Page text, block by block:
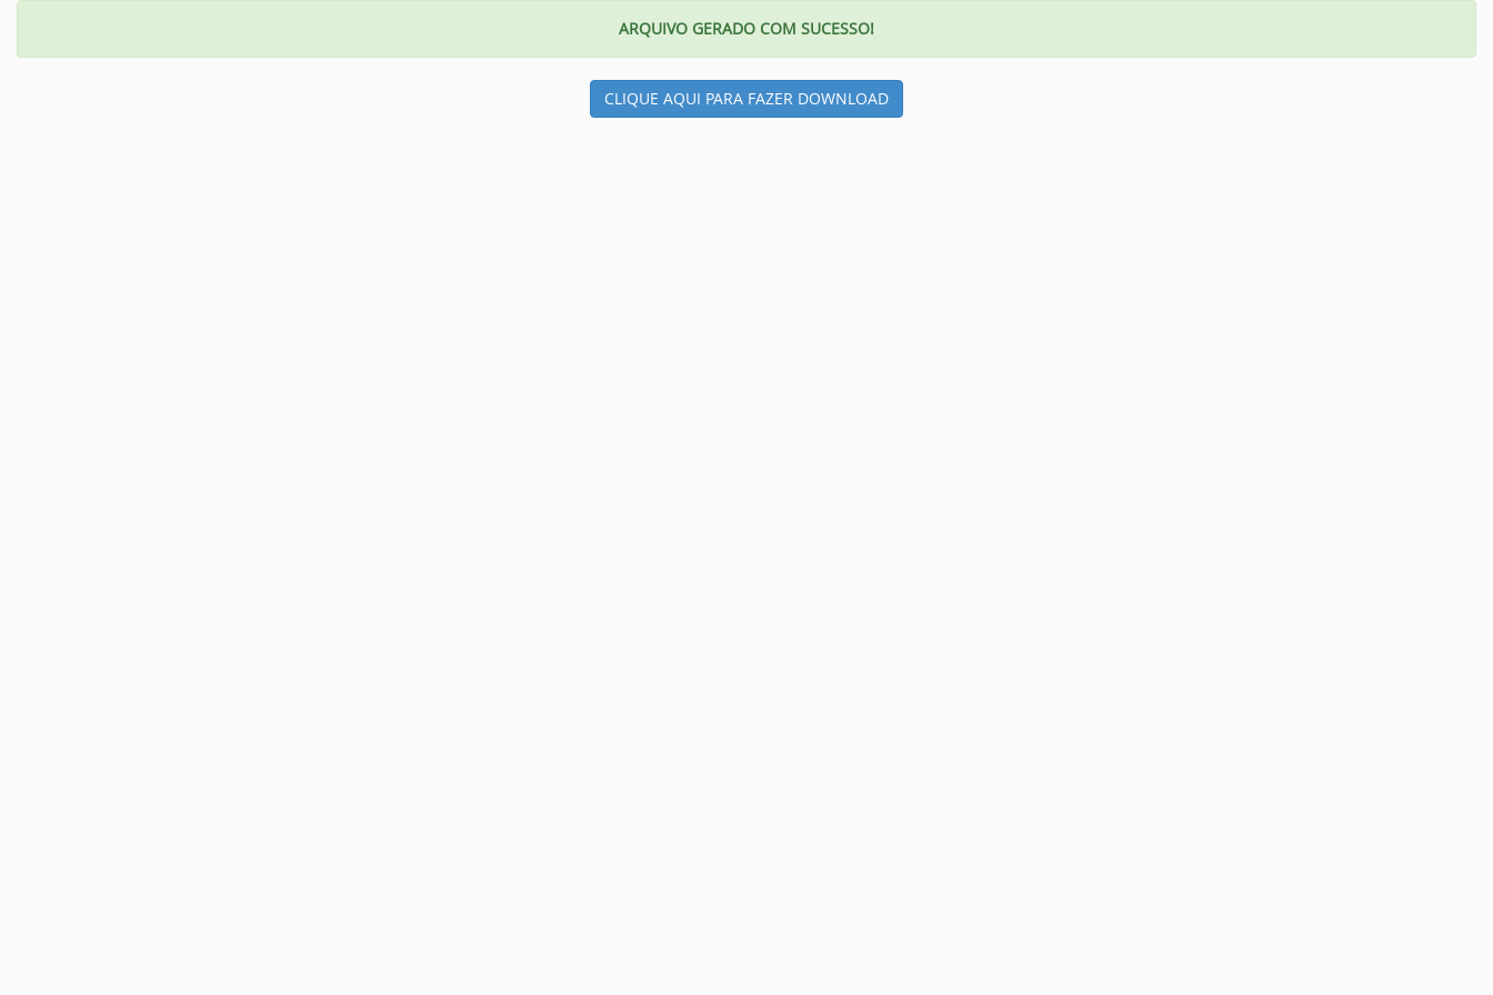
ARQUIVO GERADO COM SUCESSO!
CLIQUE AQUI PARA FAZER DOWNLOAD